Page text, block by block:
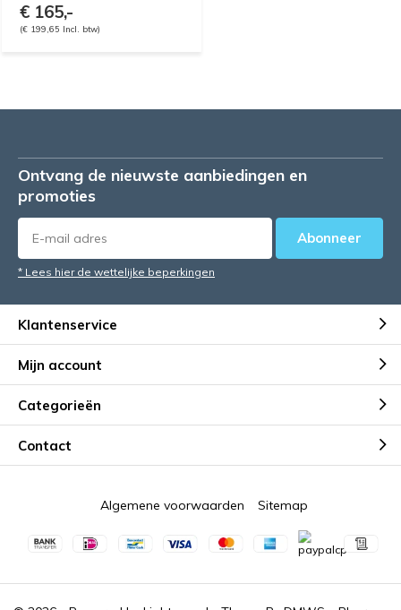
€ 165,-
(€ 199,65 Incl. btw)
Ontvang de nieuwste aanbiedingen en
promoties
Abonneer
* Lees hier de wettelijke beperkingen
Klantenservice
Mijn account
Categorieën
Contact
Algemene voorwaarden Sitemap